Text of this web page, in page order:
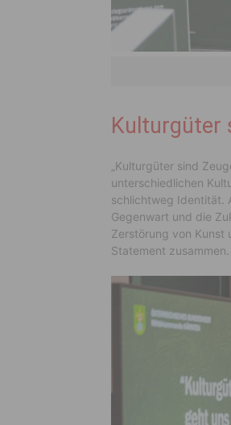
Kulturgüter
„Kulturgüter sind
unterschiedlichen
schlichtweg Identität.
Gegenwart und die
Zerstörung von Kunst
Statement zusammen.